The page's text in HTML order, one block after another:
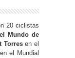
20 ciclistas
Mundo de
Torresen el
el Mundial